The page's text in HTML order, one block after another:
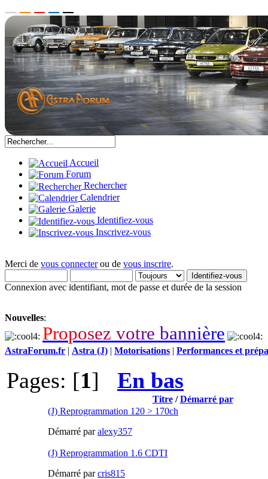
Accueil
Forum
Rechercher
Calendrier
Galerie
Identifiez-vous
Inscrivez-vous
Merci de vous connecterou de vous inscrire.
Connexion avec identifiant, mot de passe et durée de la session
Nouvelles:
Proposez votre bannière
AstraForum.fr | Astra (J) | Motorisations | Performances et
Pages: [1] En bas
Titre/Démarré par
(J) Reprogrammation 120 > 170ch
Démarré paralexy357
(J) Reprogrammation 1.6 CDTI
Démarré parcris815